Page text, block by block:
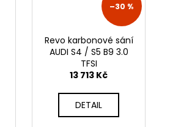
–30 %
Revo karbonové sání
AUDI S4 / S5 B9 3.0
TFSI
13 713 Kč
DETAIL